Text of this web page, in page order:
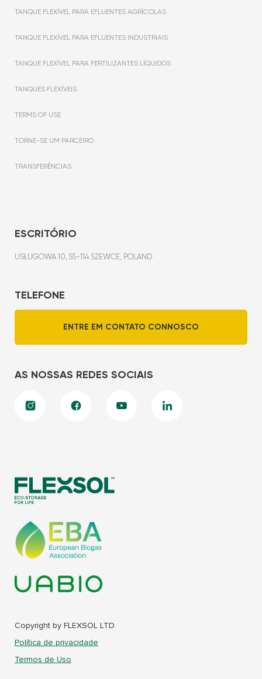
Copyright by FLEXSOL LTD
Política de privacidade
Termos de Uso
TANQUE FLEXÍVEL PARA EFLUENTES AGRÍCOLAS
TANQUE FLEXÍVEL PARA EFLUENTES INDUSTRIAIS
TANQUE FLEXÍVEL PARA FERTILIZANTES LÍQUIDOS
TANQUES FLEXÍVEIS
TERMS OF USE
TORNE-SE UM PARCEIRO
TRANSFERÊNCIAS
ESCRITÓRIO
USŁUGOWA 10, 55-114 SZEWCE, POLAND
TELEFONE
ENTRE EM CONTATO CONNOSCO
AS NOSSAS REDES SOCIAIS